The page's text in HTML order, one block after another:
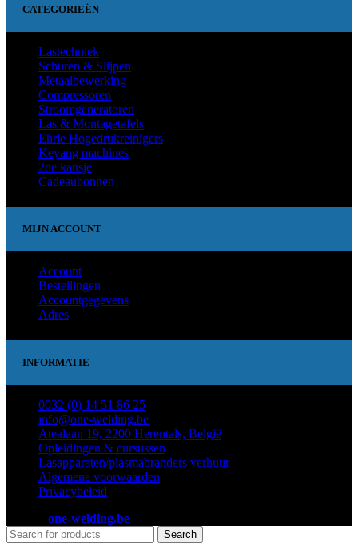
CATEGORIEËN
Lastechniek
Schuren & Slijpen
Metaalbewerking
Compressoren
Stroomgeneratoren
Las & Montagetafels
Ehrle Hogedrukreinigers
Keyang machines
2de kansje
Cadeaubonnen
MIJN ACCOUNT
Account
Bestellingen
Accountgegevens
Adres
INFORMATIE
0032 (0) 14 51 86 25
info@one-welding.be
Atealaan 19, 2200 Herentals, België
Opleidingen & cursussen
Lasapparaten/plasmabranders verhuur
Algemene voorwaarden
Privacybeleid
one-welding.be
Search